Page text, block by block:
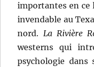
importantes en ce
invendable au
nord. La Rivière
westerns qui
psychologie